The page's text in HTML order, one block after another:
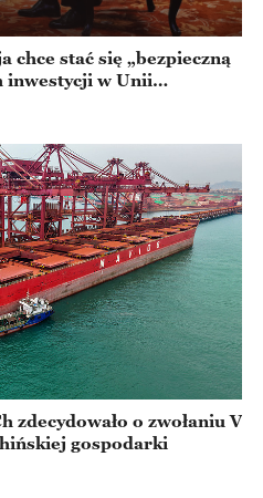
chce stać się „bezpieczną
inwestycji w Unii
zdecydowało o zwołaniu V
gospodarki